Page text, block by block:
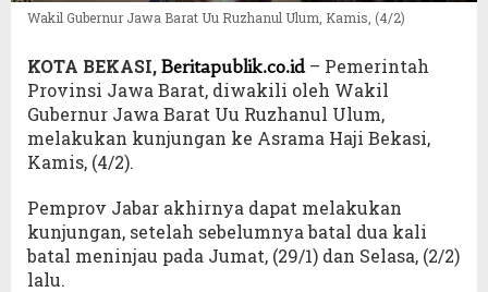
Wakil Gubernur Jawa Barat Uu Ruzhanul Ulum, Kamis, (4/2)
KOTA BEKASI, Beritapublik.co.id– Pemerintah
Provinsi Jawa Barat, diwakili oleh Wakil
Gubernur Jawa Barat Uu Ruzhanul Ulum,
melakukan kunjungan ke Asrama Haji Bekasi,
Kamis, (4/2).
Pemprov Jabar akhirnya dapat melakukan
kunjungan, setelah sebelumnya batal dua kali
batal meninjau pada Jumat, (29/1) dan Selasa, (2/2)
lalu.